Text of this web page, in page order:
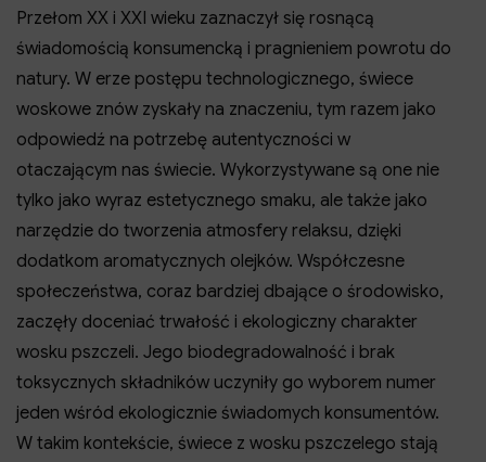
Przełom XX i XXI wieku zaznaczył się rosnącą
świadomością konsumencką i pragnieniem powrotu do
natury. W erze postępu technologicznego, świece
woskowe znów zyskały na znaczeniu, tym razem jako
odpowiedź na potrzebę autentyczności w
otaczającym nas świecie. Wykorzystywane są one nie
tylko jako wyraz estetycznego smaku, ale także jako
narzędzie do tworzenia atmosfery relaksu, dzięki
dodatkom aromatycznych olejków. Współczesne
społeczeństwa, coraz bardziej dbające o środowisko,
zaczęły doceniać trwałość i ekologiczny charakter
wosku pszczeli. Jego biodegradowalność i brak
toksycznych składników uczyniły go wyborem numer
jeden wśród ekologicznie świadomych konsumentów.
W takim kontekście, świece z wosku pszczelego stają